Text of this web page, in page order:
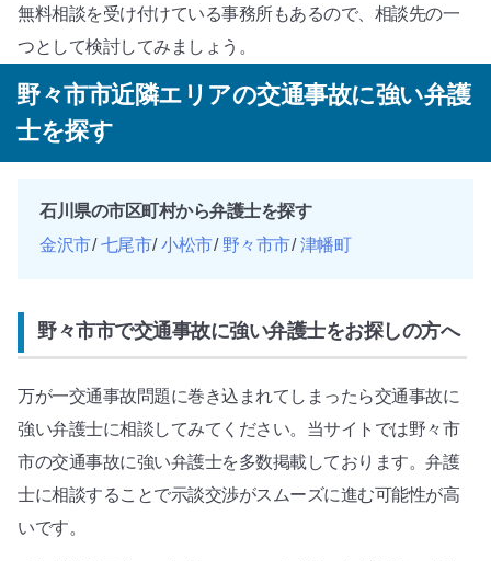
無料相談を受け付けている事務所もあるので、相談先の一
つとして検討してみましょう。
野々市市近隣エリアの交通事故に強い弁護
士を探す
石川県の市区町村から弁護士を探す
金沢市 七尾市 小松市 野々市市 津幡町
野々市市で交通事故に強い弁護士をお探しの方へ
万が一交通事故問題に巻き込まれてしまったら交通事故に
強い弁護士に相談してみてください。当サイトでは野々市
市の交通事故に強い弁護士を多数掲載しております。弁護
士に相談することで示談交渉がスムーズに進む可能性が高
いです。